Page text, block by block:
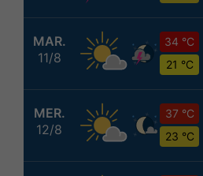
MAR.
11/8
34 °C
21 °C
MER.
12/8
37 °C
23 °C